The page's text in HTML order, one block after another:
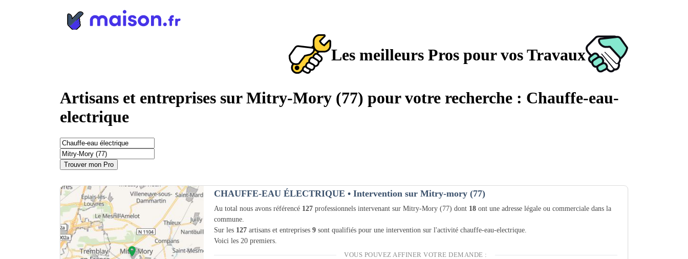
Les meilleurs Pros pour vos Travaux
Artisans et entreprises sur Mitry-Mory (77) pour votre recherche : Chauffe-eau-
electrique
Trouver mon Pro
CHAUFFE-EAU ÉLECTRIQUE • Intervention sur Mitry-mory (77)
Au total nous avons référencé 127 professionnels intervenant sur Mitry-Mory (77) dont 18 ont une adresse légale ou commerciale dans la
commune.
Sur les 127 artisans et entreprises 9 sont qualifiés pour une intervention sur l'activité chauffe-eau-electrique.
Voici les 20 premiers.
VOUS POUVEZ AFFINER VOTRE DEMANDE :